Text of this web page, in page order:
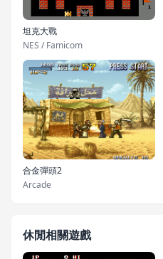
坦克大戰
NES / Famicom
合金彈頭2
Arcade
休閒相關遊戲